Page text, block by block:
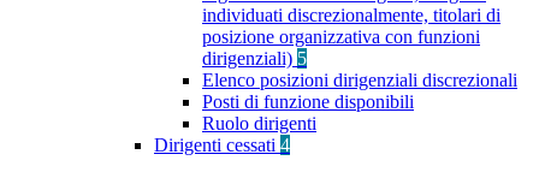
individuati discrezionalmente, titolari di
posizione organizzativa con funzioni
dirigenziali) 5
Elenco posizioni dirigenziali discrezionali
Posti di funzione disponibili
Ruolo dirigenti
Dirigenti cessati 4